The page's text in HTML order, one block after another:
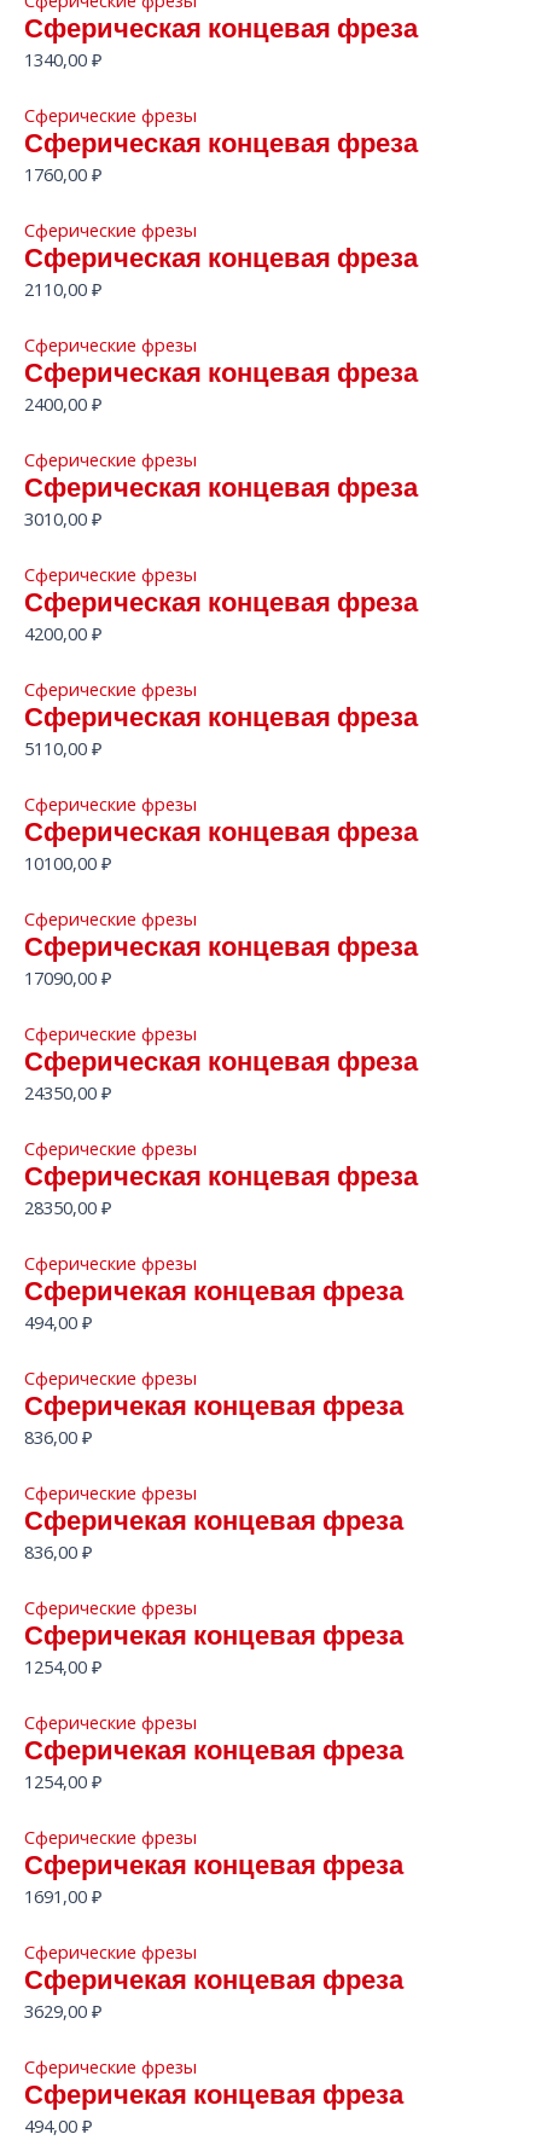
Сферическая концевая фреза
1340,00 ₽
Сферические фрезы
Сферическая концевая фреза
1760,00 ₽
Сферические фрезы
Сферическая концевая фреза
2110,00 ₽
Сферические фрезы
Сферическая концевая фреза
2400,00 ₽
Сферические фрезы
Сферическая концевая фреза
3010,00 ₽
Сферические фрезы
Сферическая концевая фреза
4200,00 ₽
Сферические фрезы
Сферическая концевая фреза
5110,00 ₽
Сферические фрезы
Сферическая концевая фреза
10100,00 ₽
Сферические фрезы
Сферическая концевая фреза
17090,00 ₽
Сферические фрезы
Сферическая концевая фреза
24350,00 ₽
Сферические фрезы
Сферическая концевая фреза
28350,00 ₽
Сферические фрезы
Сферичекая концевая фреза
494,00 ₽
Сферические фрезы
Сферичекая концевая фреза
836,00 ₽
Сферические фрезы
Сферичекая концевая фреза
836,00 ₽
Сферические фрезы
Сферичекая концевая фреза
1254,00 ₽
Сферические фрезы
Сферичекая концевая фреза
1254,00 ₽
Сферические фрезы
Сферичекая концевая фреза
1691,00 ₽
Сферические фрезы
Сферичекая концевая фреза
3629,00 ₽
Сферические фрезы
Сферичекая концевая фреза
494,00 ₽